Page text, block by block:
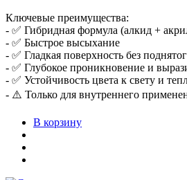
Ключевые преимущества:
- ✅ Гибридная формула (алкид +
- ✅ Быстрое высыхание
- ✅ Гладкая поверхность без
- ✅ Глубокое проникновение и
- ✅ Устойчивость цвета к свету и
- ⚠️ Только для внутреннего
В корзину